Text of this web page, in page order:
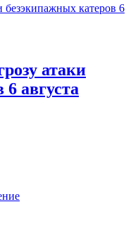
атаки
августа